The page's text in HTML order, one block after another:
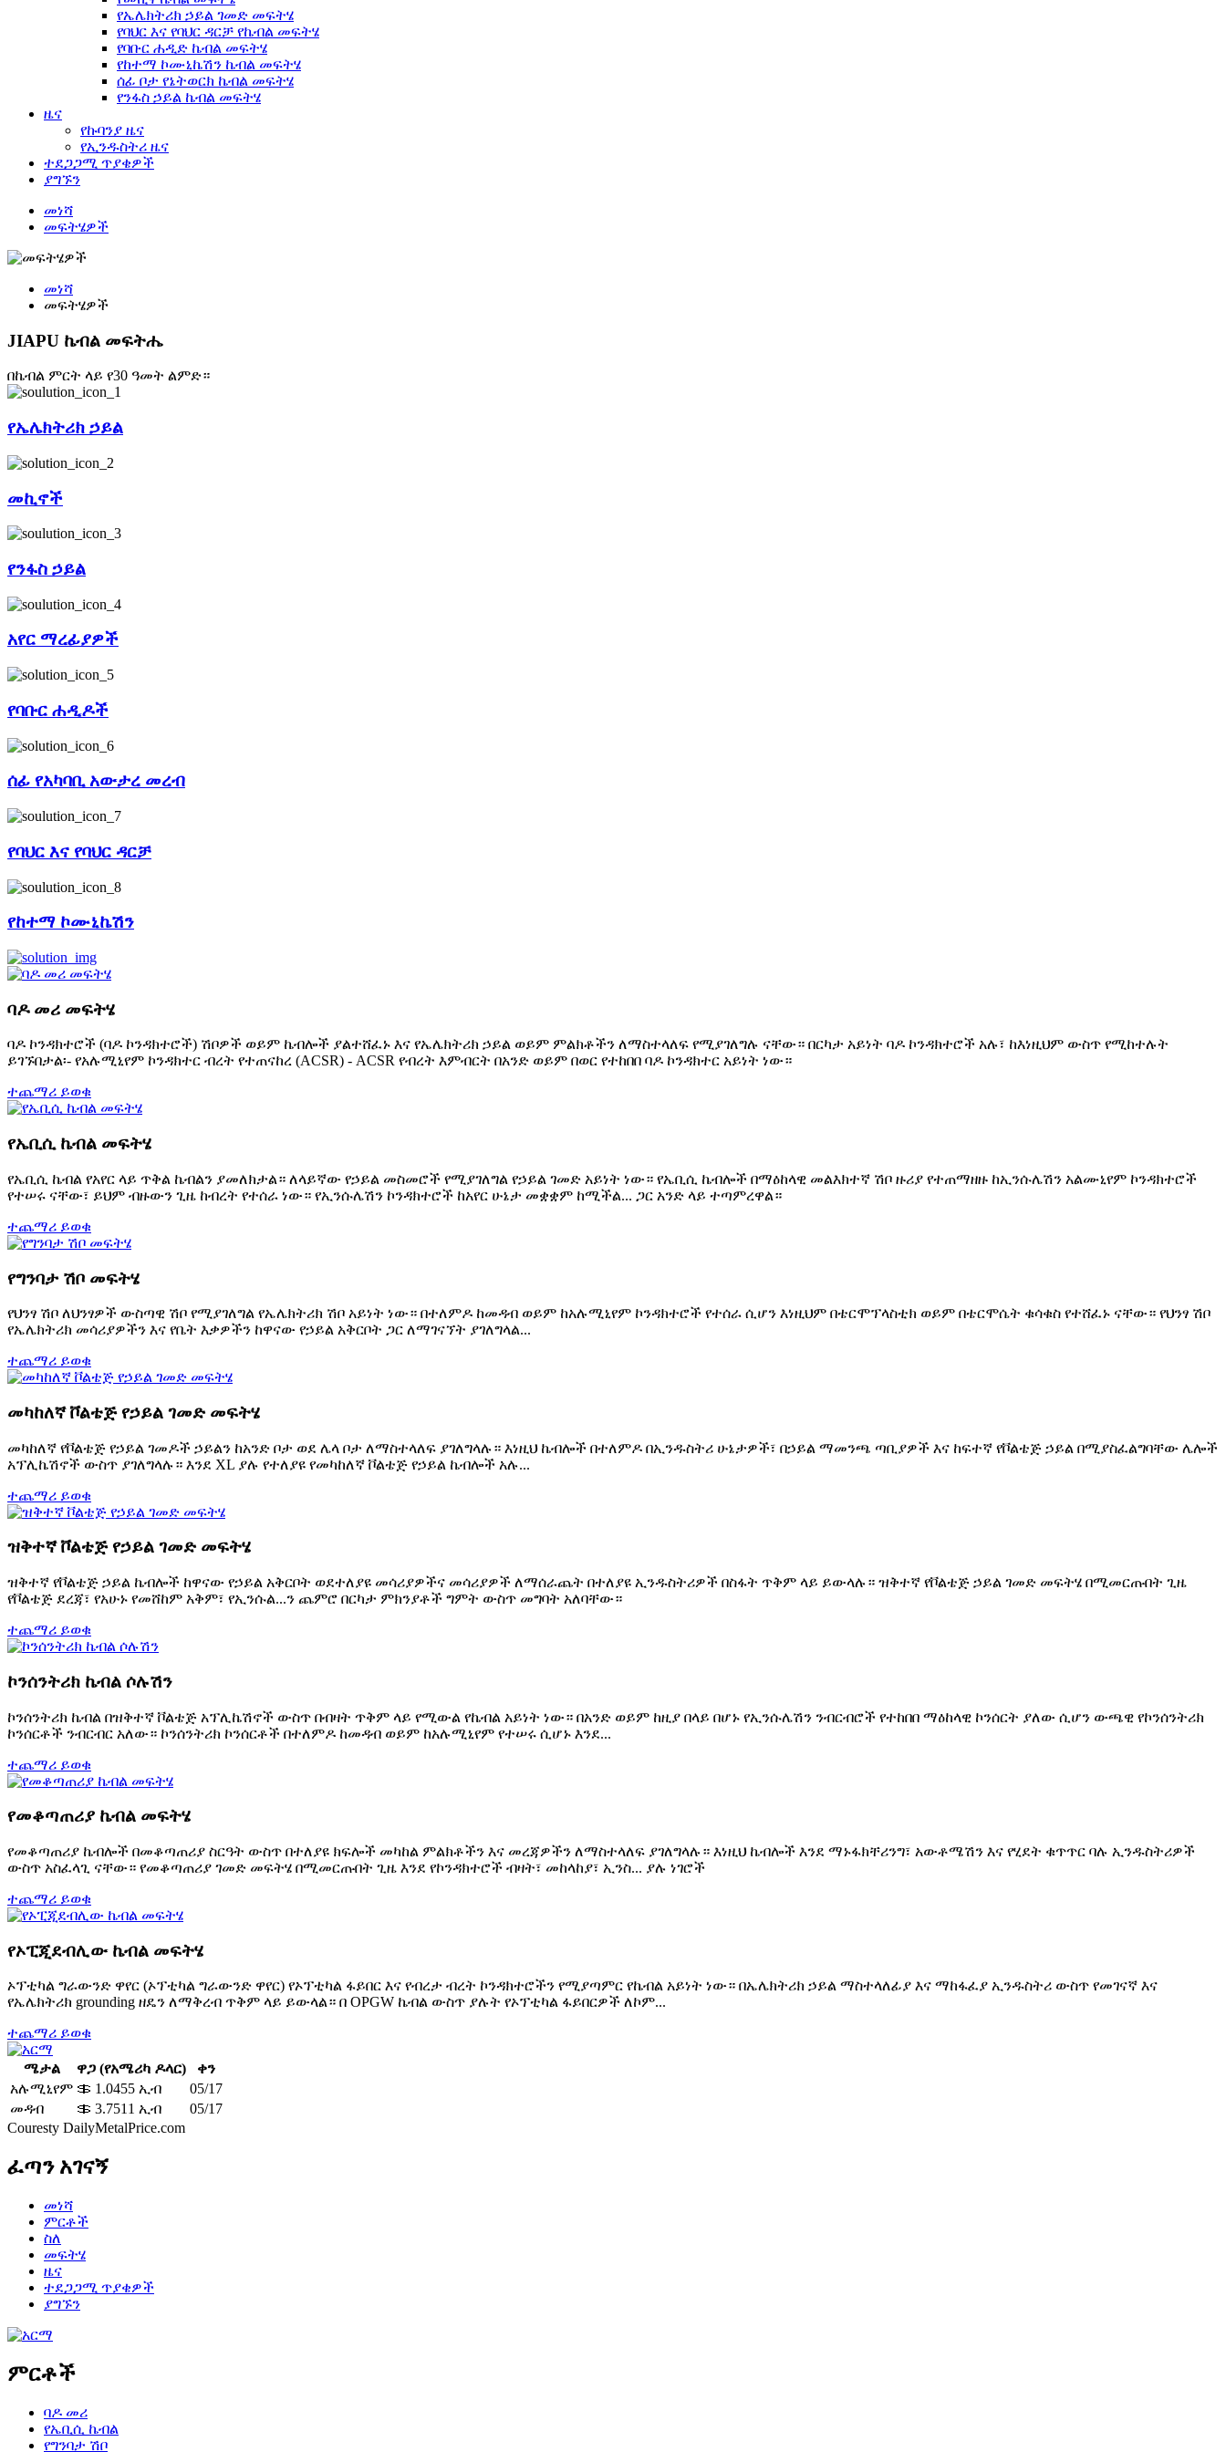
የኤሌክትሪክ ኃይል ገመድ መፍትሄ
የባህር እና የባህር ዳርቻ የኬብል መፍትሄ
የባቡር ሐዲድ ኬብል መፍትሄ
የከተማ ኮሙኒኬሽን ኬብል መፍትሄ
ሰፊ ቦታ የኔትወርክ ኬብል መፍትሄ
የንፋስ ኃይል ኬብል መፍትሄ
ዜና
የኩባንያ ዜና
የኢንዱስትሪ ዜና
ተደጋጋሚ ጥያቄዎች
ያግኙን
መነሻ
መፍትሄዎች
መነሻ
መፍትሄዎች
JIAPU ኬብል መፍትሔ
በኬብል ምርት ላይ የ30 ዓመት ልምድ።
የኤሌክትሪክ ኃይል
መኪኖች
የንፋስ ኃይል
አየር ማረፊያዎች
የባቡር ሐዲዶች
ሰፊ የአካባቢ አውታረ መረብ
የባህር እና የባህር ዳርቻ
የከተማ ኮሙኒኬሽን
ባዶ መሪ መፍትሄ
ባዶ ኮንዳክተሮች (ባዶ ኮንዳክተሮች) ሽቦዎች ወይም ኬብሎች ያልተሸፈኑ እና የኤሌክትሪክ ኃይል ወይም ምልክቶችን ለማስተላለፍ የሚያገለግሉ ናቸው። በርካታ አይነት ባዶ ኮንዳክተሮች አሉ፣ ከእነዚህም ውስጥ የሚከተሉት
ይገኙበታል፡- የአሉሚኒየም ኮንዳክተር ብረት የተጠናከረ (ACSR) - ACSR የብረት እምብርት በአንድ ወይም በወር የተከበበ ባዶ ኮንዳክተር አይነት ነው።
ተጨማሪ ይወቁ
የኤቢሲ ኬብል መፍትሄ
የኤቢሲ ኬብል የአየር ላይ ጥቅል ኬብልን ያመለክታል። ለላይኛው የኃይል መስመሮች የሚያገለግል የኃይል ገመድ አይነት ነው። የኤቢሲ ኬብሎች በማዕከላዊ መልእክተኛ ሽቦ ዙሪያ የተጠማዘዙ ከኢንሱሌሽን አልሙኒየም ኮንዳክተሮች
የተሠሩ ናቸው፣ ይህም ብዙውን ጊዜ ከብረት የተሰራ ነው። የኢንሱሌሽን ኮንዳክተሮች ከአየር ሁኔታ መቋቋም ከሚችል... ጋር አንድ ላይ ተጣምረዋል።
ተጨማሪ ይወቁ
የግንባታ ሽቦ መፍትሄ
የህንፃ ሽቦ ለህንፃዎች ውስጣዊ ሽቦ የሚያገለግል የኤሌክትሪክ ሽቦ አይነት ነው። በተለምዶ ከመዳብ ወይም ከአሉሚኒየም ኮንዳክተሮች የተሰራ ሲሆን እነዚህም በቴርሞፕላስቲክ ወይም በቴርሞሴት ቁሳቁስ የተሸፈኑ ናቸው። የህንፃ ሽቦ
የኤሌክትሪክ መሳሪያዎችን እና የቤት እቃዎችን ከዋናው የኃይል አቅርቦት ጋር ለማገናኘት ያገለግላል...
ተጨማሪ ይወቁ
መካከለኛ ቮልቴጅ የኃይል ገመድ መፍትሄ
መካከለኛ የቮልቴጅ የኃይል ገመዶች ኃይልን ከአንድ ቦታ ወደ ሌላ ቦታ ለማስተላለፍ ያገለግላሉ። እነዚህ ኬብሎች በተለምዶ በኢንዱስትሪ ሁኔታዎች፣ በኃይል ማመንጫ ጣቢያዎች እና ከፍተኛ የቮልቴጅ ኃይል በሚያስፈልግባቸው ሌሎች
አፕሊኬሽኖች ውስጥ ያገለግላሉ። እንደ XL ያሉ የተለያዩ የመካከለኛ ቮልቴጅ የኃይል ኬብሎች አሉ...
ተጨማሪ ይወቁ
ዝቅተኛ ቮልቴጅ የኃይል ገመድ መፍትሄ
ዝቅተኛ የቮልቴጅ ኃይል ኬብሎች ከዋናው የኃይል አቅርቦት ወደተለያዩ መሳሪያዎችና መሳሪያዎች ለማሰራጨት በተለያዩ ኢንዱስትሪዎች በስፋት ጥቅም ላይ ይውላሉ። ዝቅተኛ የቮልቴጅ ኃይል ገመድ መፍትሄ በሚመርጡበት ጊዜ
የቮልቴጅ ደረጃ፣ የአሁኑ የመሸከም አቅም፣ የኢንሱል...ን ጨምሮ በርካታ ምክንያቶች ግምት ውስጥ መግባት አለባቸው።
ተጨማሪ ይወቁ
ኮንሰንትሪክ ኬብል ሶሉሽን
ኮንሰንትሪክ ኬብል በዝቅተኛ ቮልቴጅ አፕሊኬሽኖች ውስጥ በብዛት ጥቅም ላይ የሚውል የኬብል አይነት ነው። በአንድ ወይም ከዚያ በላይ በሆኑ የኢንሱሌሽን ንብርብሮች የተከበበ ማዕከላዊ ኮንሰርት ያለው ሲሆን ውጫዊ የኮንሰንትሪክ
ኮንሰርቶች ንብርብር አለው። ኮንሰንትሪክ ኮንሰርቶች በተለምዶ ከመዳብ ወይም ከአሉሚኒየም የተሠሩ ሲሆኑ እንደ...
ተጨማሪ ይወቁ
የመቆጣጠሪያ ኬብል መፍትሄ
የመቆጣጠሪያ ኬብሎች በመቆጣጠሪያ ስርዓት ውስጥ በተለያዩ ክፍሎች መካከል ምልክቶችን እና መረጃዎችን ለማስተላለፍ ያገለግላሉ። እነዚህ ኬብሎች እንደ ማኑፋክቸሪንግ፣ አውቶሜሽን እና የሂደት ቁጥጥር ባሉ ኢንዱስትሪዎች
ውስጥ አስፈላጊ ናቸው። የመቆጣጠሪያ ገመድ መፍትሄ በሚመርጡበት ጊዜ እንደ የኮንዳክተሮች ብዛት፣ መከላከያ፣ ኢንስ... ያሉ ነገሮች
ተጨማሪ ይወቁ
የኦፒጂደብሊው ኬብል መፍትሄ
ኦፕቲካል ግራውንድ ዋየር (ኦፕቲካል ግራውንድ ዋየር) የኦፕቲካል ፋይበር እና የብረታ ብረት ኮንዳክተሮችን የሚያጣምር የኬብል አይነት ነው። በኤሌክትሪክ ኃይል ማስተላለፊያ እና ማከፋፈያ ኢንዱስትሪ ውስጥ የመገናኛ እና
የኤሌክትሪክ grounding ዘዴን ለማቅረብ ጥቅም ላይ ይውላል። በ OPGW ኬብል ውስጥ ያሉት የኦፕቲካል ፋይበርዎች ለኮም...
ተጨማሪ ይወቁ
ሜታል ዋጋ (የአሜሪካ ዶላር)
ቀን
አሉሚኒየም ＄ 1.0455 ኢብ
05/17
መዳብ
＄ 3.7511 ኢብ
05/17
Couresty DailyMetalPrice.com
ፈጣን አገናኝ
መነሻ
ምርቶች
ስለ
መፍትሄ
ዜና
ተደጋጋሚ ጥያቄዎች
ያግኙን
ምርቶች
ባዶ መሪ
የኤቢሲ ኬብል
የግንባታ ሽቦ